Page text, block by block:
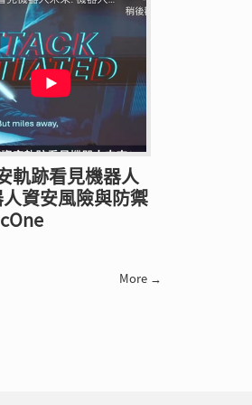
軌跡看見機器人
資安風險與防禦
More →